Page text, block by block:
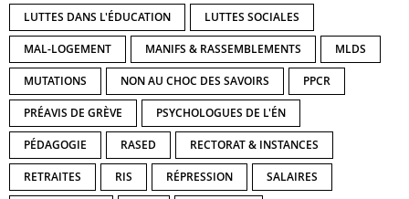
LUTTES DANS L'ÉDUCATION LUTTES SOCIALES
MAL-LOGEMENT MANIFS & RASSEMBLEMENTS MLDS
MUTATIONS NON AU CHOC DES SAVOIRS PPCR
PRÉAVIS DE GRÈVE PSYCHOLOGUES DE L'ÉN
PÉDAGOGIE RASED RECTORAT & INSTANCES
RETRAITES RIS RÉPRESSION SALAIRES